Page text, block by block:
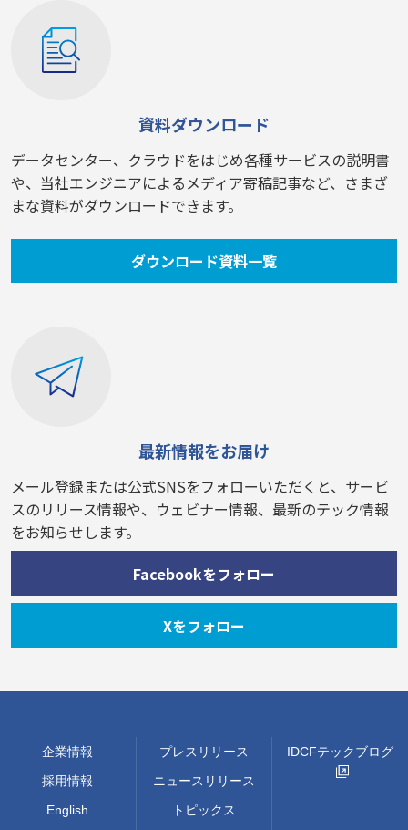
資料ダウンロード
データセンター、クラウドをはじめ各種サービスの説明書
や、当社エンジニアによるメディア寄稿記事など、さまざ
まな資料がダウンロードできます。
ダウンロード資料一覧
最新情報をお届け
メール登録または公式SNSをフォローいただくと、サービ
スのリリース情報や、ウェビナー情報、最新のテック情報
をお知らせします。
Facebookをフォロー
Xをフォロー
企業情報
採用情報
English
プレスリリース
ニュースリリース
トピックス
IDCFテックブログ